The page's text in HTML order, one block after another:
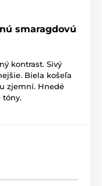
smaragdovú
kontrast. Sivý
Biela košeľa
zjemní. Hnedé
tóny.